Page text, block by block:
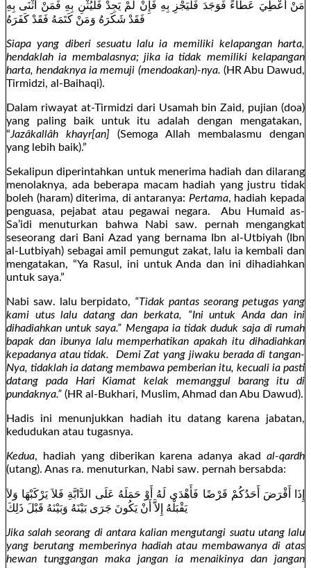
مَنْ أُعْطِيَ عَطَاءً فَوَجَدَ فَلْيَجْزِ بِهِ فَإِنْ لَمْ يَجِدْ فَلْيُثْنِ بِهِ فَمَنْ أَثْنَى بِهِ
فَقَدْ شَكَرَهُ وَمَنْ كَتَمَهُ فَقَدْ كَفَرَهُ
Siapa yang diberi sesuatu lalu ia memiliki kelapangan harta,
hendaklah ia membalasnya; jika ia tidak memiliki kelapangan
harta, hendaknya ia memuji (mendoakan)-nya. (HR Abu Dawud,
Tirmidzi, al-Baihaqi).
Dalam riwayat at-Tirmidzi dari Usamah bin Zaid, pujian (doa)
yang paling baik untuk itu adalah dengan mengatakan,
“Jazâkallâh khayr[an] (Semoga Allah membalasmu dengan
yang lebih baik).”
Sekalipun diperintahkan untuk menerima hadiah dan dilarang
menolaknya, ada beberapa macam hadiah yang justru tidak
boleh (haram) diterima, di antaranya: Pertama, hadiah kepada
penguasa, pejabat atau pegawai negara. Abu Humaid as-
Sa’idi menuturkan bahwa Nabi saw. pernah mengangkat
seseorang dari Bani Azad yang bernama Ibn al-Utbiyah (Ibn
al-Lutbiyah) sebagai amil pemungut zakat, lalu ia kembali dan
mengatakan, “Ya Rasul, ini untuk Anda dan ini dihadiahkan
untuk saya.”
Nabi saw. lalu berpidato, “Tidak pantas seorang petugas yang
kami utus lalu datang dan berkata, “Ini untuk Anda dan ini
dihadiahkan untuk saya.” Mengapa ia tidak duduk saja di rumah
bapak dan ibunya lalu memperhatikan apakah itu dihadiahkan
kepadanya atau tidak. Demi Zat yang jiwaku berada di tangan-
Nya, tidaklah ia datang membawa pemberian itu, kecuali ia pasti
datang pada Hari Kiamat kelak memanggul barang itu di
pundaknya.” (HR al-Bukhari, Muslim, Ahmad dan Abu Dawud).
Hadis ini menunjukkan hadiah itu datang karena jabatan,
kedudukan atau tugasnya.
Kedua, hadiah yang diberikan karena adanya akad al-qardh
(utang). Anas ra. menuturkan, Nabi saw. pernah bersabda:
إِذَا أَقْرَضَ أَحَدُكُمْ قَرْضًا فَأَهْدَى لَهُ أَوْ حَمَلَهُ عَلَى الدَّابَّةِ فَلاَ يَرْكَبْهَا وَلاَ
يَقْبَلْهُ إِلاَّ أَنْ يَكُونَ جَرَى بَيْنَهُ وَبَيْنَهُ قَبْلَ ذَلِكَ
Jika salah seorang di antara kalian mengutangi suatu utang lalu
yang berutang memberinya hadiah atau membawanya di atas
hewan tunggangan maka jangan ia menaikinya dan jangan